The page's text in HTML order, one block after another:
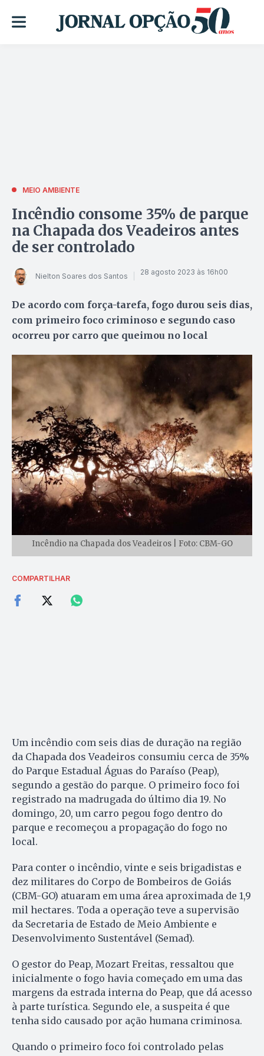
MEIO AMBIENTE
Incêndio consome 35% de parque
na Chapada dos Veadeiros antes
de ser controlado
Nielton Soares dos Santos 28 agosto 2023 às 16h00
De acordo com força-tarefa, fogo durou seis dias,
com primeiro foco criminoso e segundo caso
ocorreu por carro que queimou no local
Incêndio na Chapada dos Veadeiros | Foto: CBM-GO
COMPARTILHAR
Um incêndio com seis dias de duração na região
da Chapada dos Veadeiros consumiu cerca de 35%
do Parque Estadual Águas do Paraíso (Peap),
segundo a gestão do parque. O primeiro foco foi
registrado na madrugada do último dia 19. No
domingo, 20, um carro pegou fogo dentro do
parque e recomeçou a propagação do fogo no
local.
Para conter o incêndio, vinte e seis brigadistas e
dez militares do Corpo de Bombeiros de Goiás
(CBM-GO) atuaram em uma área aproximada de 1,9
mil hectares. Toda a operação teve a supervisão
da Secretaria de Estado de Meio Ambiente e
Desenvolvimento Sustentável (Semad).
O gestor do Peap, Mozart Freitas, ressaltou que
inicialmente o fogo havia começado em uma das
margens da estrada interna do Peap, que dá acesso
à parte turística. Segundo ele, a suspeita é que
tenha sido causado por ação humana criminosa.
Quando o primeiro foco foi controlado pelas